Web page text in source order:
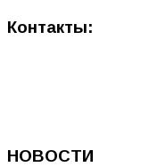
Контакты:
НОВОСТИ